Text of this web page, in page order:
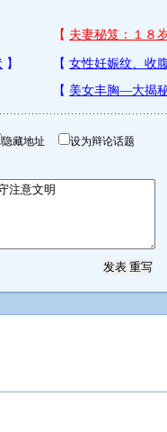
隐藏地址 设为辩论话题